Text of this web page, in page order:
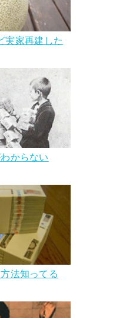
実家再建した
からない
法知ってる